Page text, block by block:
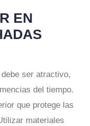
EN
ser atractivo,
del tiempo.
que protege las
materiales